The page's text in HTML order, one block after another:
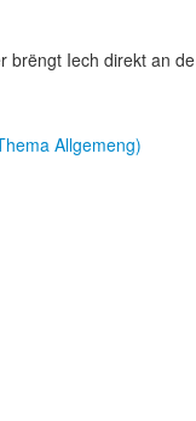
brëngt Iech direkt an de
Allgemeng)